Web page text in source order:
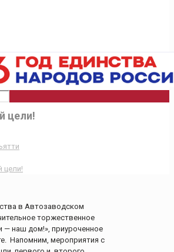
цели!
цели!
в Автозаводском
торжественное
— наш дом!», приуроченное
Напомним, мероприятия с